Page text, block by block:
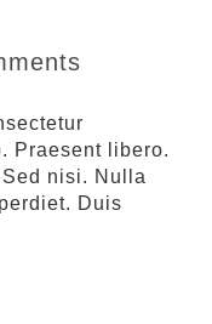
libero.
Nulla
Duis